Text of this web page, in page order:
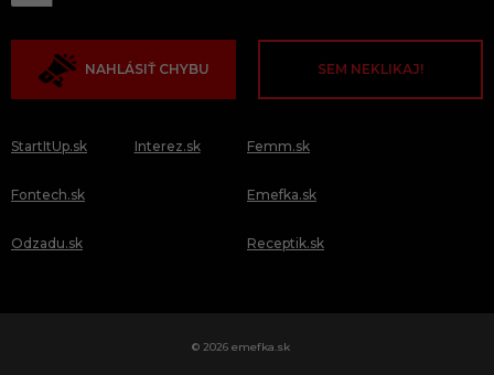
NAHLÁSIŤ CHYBU SEM NEKLIKAJ!
StartItUp.sk
Fontech.sk
Odzadu.sk
Interez.sk Femm.sk
Emefka.sk
Receptik.sk
© 2026 emefka.sk